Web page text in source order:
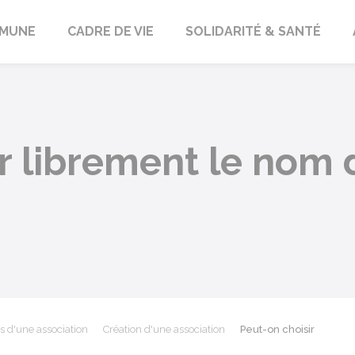
CADRE DE VIE SOLIDARITÉ & SANTÉ
librement le nom
d'une association Création d'une association
Peut-on choisir